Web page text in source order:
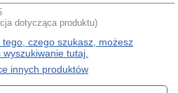
dotycząca produktu)
czego szukasz, możesz
tutaj.
innych produktów